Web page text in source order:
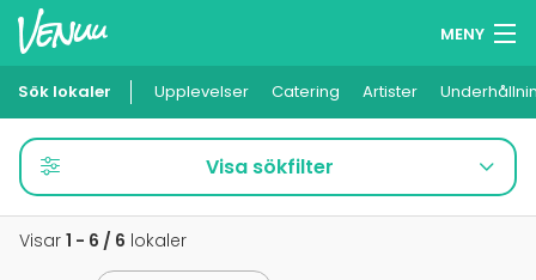
MENY
Minneslista
Logga in
Svenska
Sök lokaler Upplevelser Catering Artister
Visa sökfilter
Visar 1 - 6 / 6 lokaler